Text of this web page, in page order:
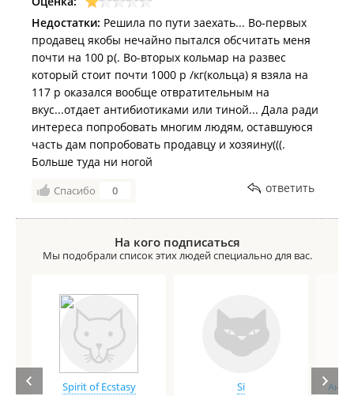
Недостатки: Решила по пути заехать... Во-первых
продавец якобы нечайно пытался обсчитать меня
почти на 100 р(. Во-вторых кольмар на развес
который стоит почти 1000 р /кг(кольца) я взяла на
117 р оказался вообще отвратительным на
вкус...отдает антибиотиками или тиной... Дала ради
интереса попробовать многим людям, оставшуюся
часть дам попробовать продавцу и хозяину(((.
Больше туда ни ногой
Спасибо 0 ответить
На кого подписаться
Мы подобрали список этих людей специально для вас.
Spirit of Ecstasy Si